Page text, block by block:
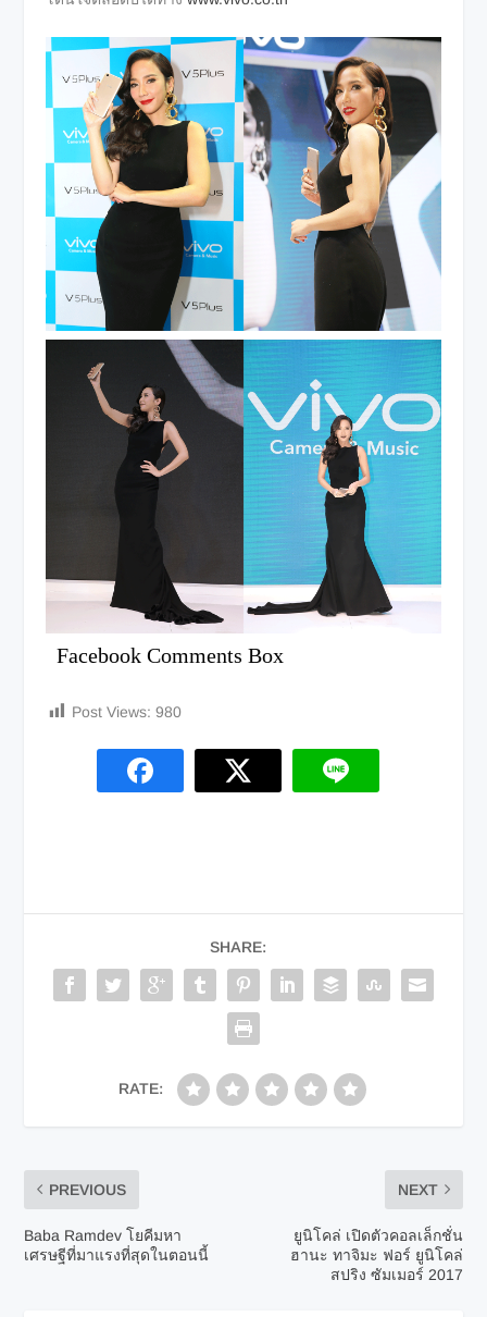
Facebook Comments Box
Post Views: 980
SHARE:
RATE:
PREVIOUS
Baba Ramdev โยคีมหา
เศรษฐีที่มาแรงที่สุดในตอนนี้
NEXT
ยูนิโคล่ เปิดตัวคอลเล็กชั่น
ฮานะ ทาจิมะ ฟอร์ ยูนิโคล่
สปริง ซัมเมอร์ 2017